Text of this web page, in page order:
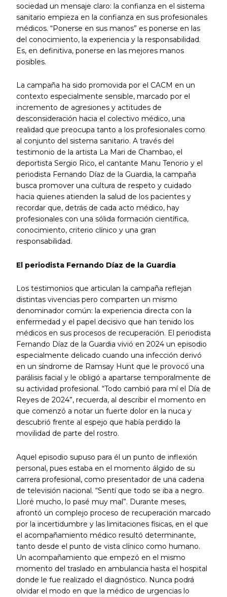
sociedad un mensaje claro: la confianza en el sistema
sanitario empieza en la confianza en sus profesionales
médicos. “Ponerse en sus manos” es ponerse en las
del conocimiento, la experiencia y la responsabilidad.
Es, en definitiva, ponerse en las mejores manos
posibles.
La campaña ha sido promovida por el CACM en un
contexto especialmente sensible, marcado por el
incremento de agresiones y actitudes de
desconsideración hacia el colectivo médico, una
realidad que preocupa tanto a los profesionales como
al conjunto del sistema sanitario. A través del
testimonio de la artista La Mari de Chambao, el
deportista Sergio Rico, el cantante Manu Tenorio y el
periodista Fernando Díaz de la Guardia, la campaña
busca promover una cultura de respeto y cuidado
hacia quienes atienden la salud de los pacientes y
recordar que, detrás de cada acto médico, hay
profesionales con una sólida formación científica,
conocimiento, criterio clínico y una gran
responsabilidad.
El periodista Fernando Díaz de la Guardia
Los testimonios que articulan la campaña reflejan
distintas vivencias pero comparten un mismo
denominador común: la experiencia directa con la
enfermedad y el papel decisivo que han tenido los
médicos en sus procesos de recuperación. El periodista
Fernando Díaz de la Guardia vivió en 2024 un episodio
especialmente delicado cuando una infección derivó
en un síndrome de Ramsay Hunt que le provocó una
parálisis facial y le obligó a apartarse temporalmente de
su actividad profesional. “Todo cambió para mí el Día de
Reyes de 2024”, recuerda, al describir el momento en
que comenzó a notar un fuerte dolor en la nuca y
descubrió frente al espejo que había perdido la
movilidad de parte del rostro.
Aquel episodio supuso para él un punto de inflexión
personal, pues estaba en el momento álgido de su
carrera profesional, como presentador de una cadena
de televisión nacional. “Sentí que todo se iba a negro.
Lloré mucho, lo pasé muy mal”. Durante meses,
afrontó un complejo proceso de recuperación marcado
por la incertidumbre y las limitaciones físicas, en el que
el acompañamiento médico resultó determinante,
tanto desde el punto de vista clínico como humano.
Un acompañamiento que empezó en el mismo
momento del traslado en ambulancia hasta el hospital
donde le fue realizado el diagnóstico. Nunca podrá
olvidar el modo en que la médico de urgencias lo